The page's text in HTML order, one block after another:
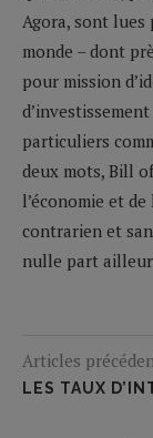
Agora, sont lues
monde – dont
pour mission
particuliers
deux mots, Bill
l’économie et
contrarien et
nulle part
Articles
LES TAUX